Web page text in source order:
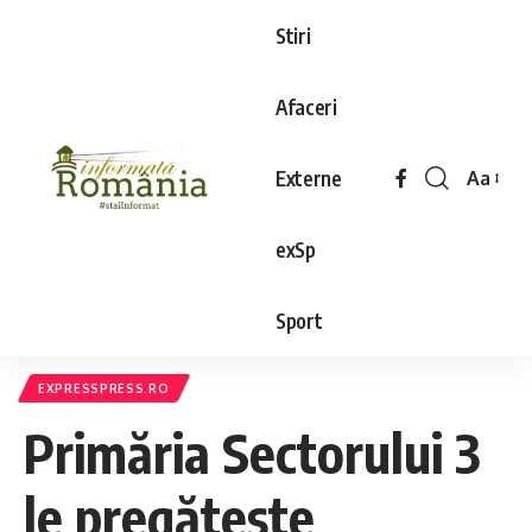
Stiri
Afaceri
Externe
exSp
Sport
Aa
EXPRESSPRESS.RO
Primăria Sectorului 3
le pregătește